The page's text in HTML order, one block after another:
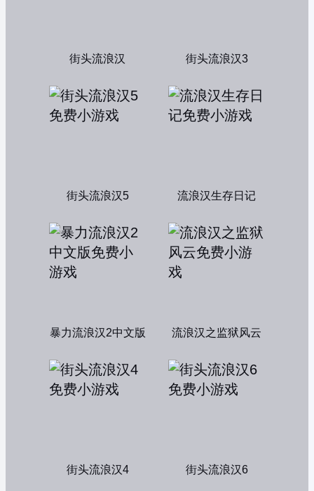
街头流浪汉 街头流浪汉3
街头流浪汉5 流浪汉生存日记
暴力流浪汉2中文版 流浪汉之监狱风云
街头流浪汉4 街头流浪汉6